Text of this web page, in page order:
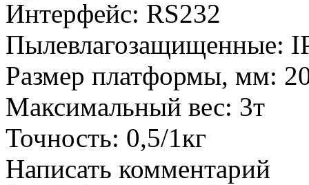
Интерфейс: RS232
Пылевлагозащищенные:
Размер платформы, мм:
Максимальный вес: 3т
Точность: 0,5/1кг
Написать комментарий